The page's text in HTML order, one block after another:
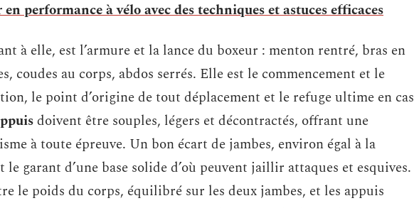
en performance à vélo avec des techniques et astuces efficaces
à elle, est l’armure et la lance du boxeur : menton rentré, bras en
coudes au corps, abdos serrés. Elle est le commencement et le
le point d’origine de tout déplacement et le refuge ultime en cas
doivent être souples, légers et décontractés, offrant une
à toute épreuve. Un bon écart de jambes, environ égal à la
le garant d’une base solide d’où peuvent jaillir attaques et esquives.
le poids du corps, équilibré sur les deux jambes, et les appuis